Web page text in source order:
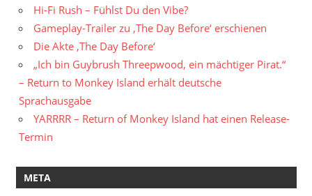
Hi-Fi Rush – Fühlst Du den Vibe?
Gameplay-Trailer zu ‚The Day Before‘ erschienen
Die Akte ‚The Day Before‘
„Ich bin Guybrush Threepwood, ein mächtiger Pirat.“
– Return to Monkey Island erhält deutsche
Sprachausgabe
YARRRR – Return of Monkey Island hat einen Release-
Termin
META